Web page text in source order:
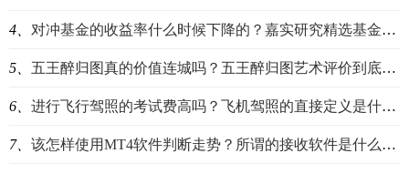
4、 对冲基金的收益率什么时候下降的？嘉实研究精选基金是什么？
5、 五王醉归图真的价值连城吗？五王醉归图艺术评价到底怎样？
6、 进行飞行驾照的考试费高吗？飞机驾照的直接定义是什么？
7、 该怎样使用MT4软件判断走势？所谓的接收软件是什么意思？